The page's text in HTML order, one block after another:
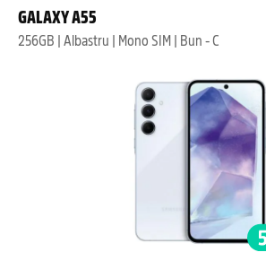
GALAXY A55
256GB | Albastru | Mono SIM | Bun - C